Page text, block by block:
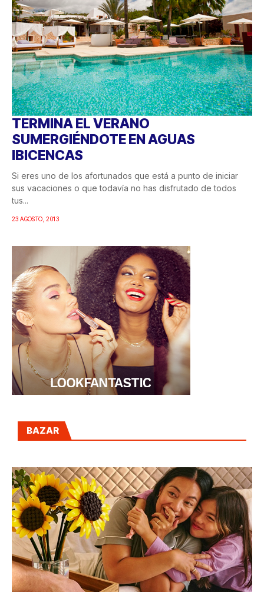
TERMINA EL VERANO
SUMERGIÉNDOTE EN AGUAS
IBICENCAS
Si eres uno de los afortunados que está a punto de iniciar
sus vacaciones o que todavía no has disfrutado de todos
tus...
23 AGOSTO, 2013
BAZAR